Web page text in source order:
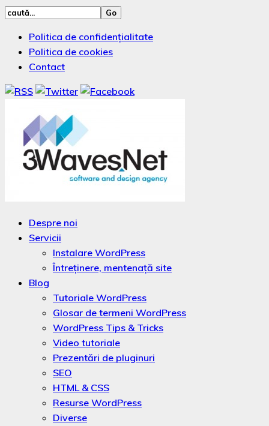
Politica de confidențialitate
Politica de cookies
Contact
Despre noi
Servicii
Instalare WordPress
Întreținere, mentenață site
Blog
Tutoriale WordPress
Glosar de termeni WordPress
WordPress Tips & Tricks
Video tutoriale
Prezentări de pluginuri
SEO
HTML & CSS
Resurse WordPress
Diverse